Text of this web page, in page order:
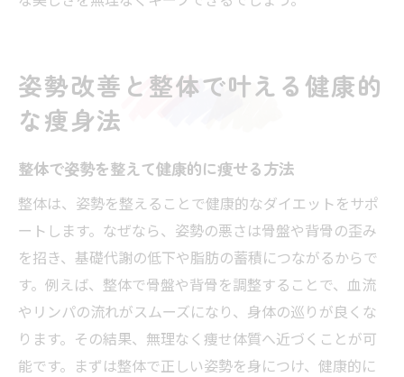
整体ダイエットの継続で変わる生活習慣
姿勢改善と整体で叶える健康的
な痩身法
整体で姿勢を整えて健康的に痩せる方法
整体は、姿勢を整えることで健康的なダイエットをサポ
ートします。なぜなら、姿勢の悪さは骨盤や背骨の歪み
を招き、基礎代謝の低下や脂肪の蓄積につながるからで
す。例えば、整体で骨盤や背骨を調整することで、血流
やリンパの流れがスムーズになり、身体の巡りが良くな
ります。その結果、無理なく痩せ体質へ近づくことが可
能です。まずは整体で正しい姿勢を身につけ、健康的に